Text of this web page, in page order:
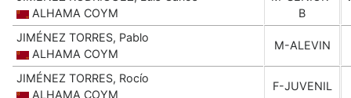
ALHAMA COYM
B
JIMÉNEZ TORRES, Pablo
ALHAMA COYM
M-ALEVIN
JIMÉNEZ TORRES, Rocío
ALHAMA COYM
F-JUVENIL